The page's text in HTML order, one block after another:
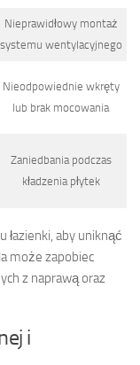
Nieprawidłowy montaż
systemu wentylacyjnego
Nieodpowiednie wkręty
lub brak mocowania
Zaniedbania podczas
kładzenia płytek
łazienki, aby uniknąć
może zapobiec
z naprawą oraz
i